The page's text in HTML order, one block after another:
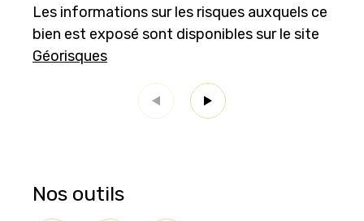
Les informations sur les risques auxquels ce
bien est exposé sont disponibles sur le site
Géorisques
Nos outils